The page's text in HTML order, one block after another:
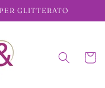
GLITTERATO